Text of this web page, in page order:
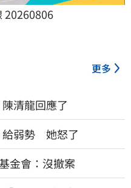
20260806
更多
清龍回應了
給弱勢 她怒了
金會：沒撤案